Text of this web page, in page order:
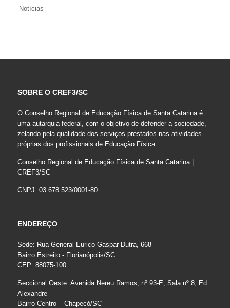
Notícias
SOBRE O CREF3/SC
O Conselho Regional de Educação Física de Santa Catarina é
uma autarquia federal, com o objetivo de defender a sociedade,
zelando pela qualidade dos serviços prestados nas atividades
próprias dos profissionais de Educação Física.
Conselho Regional de Educação Física de Santa Catarina |
CREF3/SC
CNPJ: 03.678.523/0001-80
ENDEREÇO
Sede: Rua General Eurico Gaspar Dutra, 668
Bairro Estreito - Florianópolis/SC
CEP: 88075-100
Seccional Oeste: Avenida Nereu Ramos, nº 93-E, Sala nº 8, Ed.
Alexandre
Bairro Centro – Chapecó/SC